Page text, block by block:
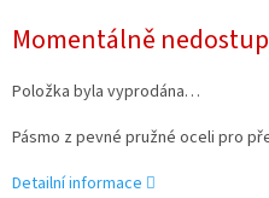
cena:
Momentálně
Položka byla vyprodána…
Pásmo z pevné pružné oceli pro
Detailní informace